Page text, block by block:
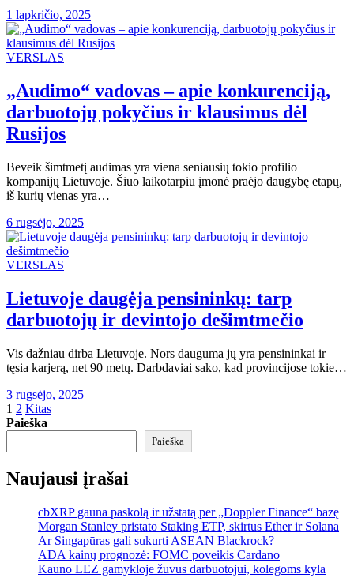
1 lapkričio, 2025
VERSLAS
„Audimo“ vadovas – apie konkurenciją,
darbuotojų pokyčius ir klausimus dėl
Rusijos
Beveik šimtmetį audimas yra viena seniausių tokio profilio
kompanijų Lietuvoje. Šiuo laikotarpiu įmonė praėjo daugybę etapų,
iš kurių vienas yra…
6 rugsėjo, 2025
VERSLAS
Lietuvoje daugėja pensininkų: tarp
darbuotojų ir devintojo dešimtmečio
Vis dažniau dirba Lietuvoje. Nors dauguma jų yra pensininkai ir
tęsia karjerą, net 90 metų. Darbdaviai sako, kad provincijose tokie…
3 rugsėjo, 2025
Įrašų
puslapiavimas
1 2 Kitas
Paieška
Paieška
Naujausi įrašai
cbXRP gauna paskolą ir užstatą per „Doppler Finance“ bazę
Morgan Stanley pristato Staking ETP, skirtus Ether ir Solana
Ar Singapūras gali sukurti ASEAN Blackrock?
ADA kainų prognozė: FOMC poveikis Cardano
Kauno LEZ gamykloje žuvus darbuotojui, kolegoms kyla